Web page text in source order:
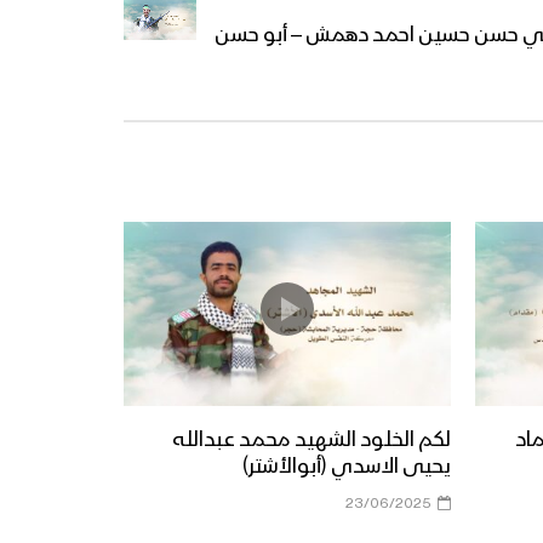
حسن حسين احمد دهمش – أبو حسن
لكم الخلود الشهيد محمد عبدالله
يحيى الاسدي (أبوالأشتر)
23/06/2025